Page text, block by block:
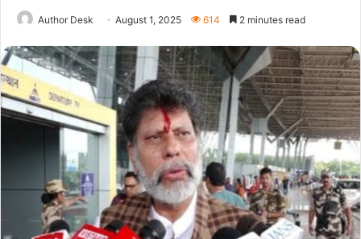
Author Desk August 1, 2025 614 2 minutes read